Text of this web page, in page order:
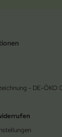
- DE-ÖKO